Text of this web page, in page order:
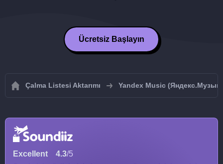
Ücretsiz Başlayın
Çalma Listesi Aktarımı Yandex Music
Excellent 4.3/5